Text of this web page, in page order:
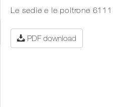
Le sedie e le poltrone
PDF download